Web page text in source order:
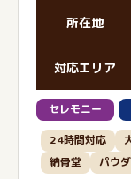
所在地
対応エリア
セレモニー
24時間対応
納骨堂
パウ